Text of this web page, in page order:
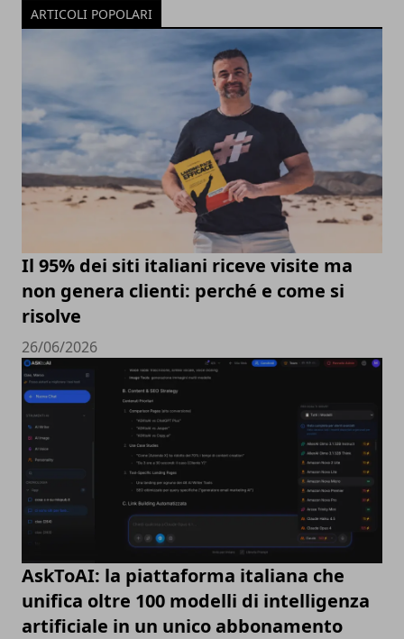
ARTICOLI POPOLARI
Il 95% dei siti italiani riceve visite ma
non genera clienti: perché e come si
risolve
26/06/2026
AskToAI: la piattaforma italiana che
unifica oltre 100 modelli di intelligenza
artificiale in un unico abbonamento